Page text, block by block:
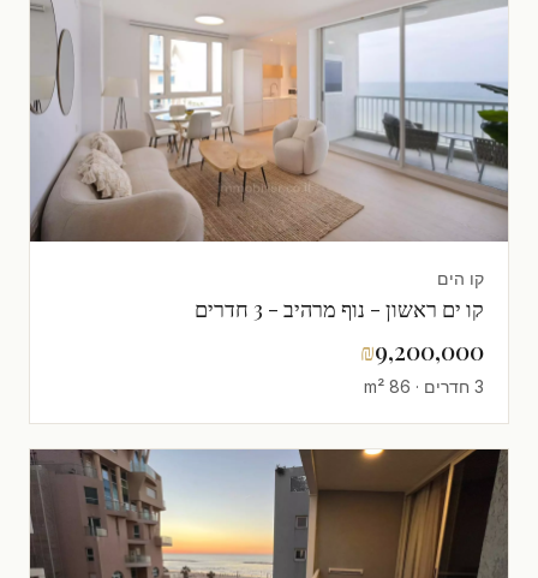
קו הים
קו ים ראשון - נוף מרהיב - 3 חדרים
₪9,200,000
3 חדרים · 86 m²